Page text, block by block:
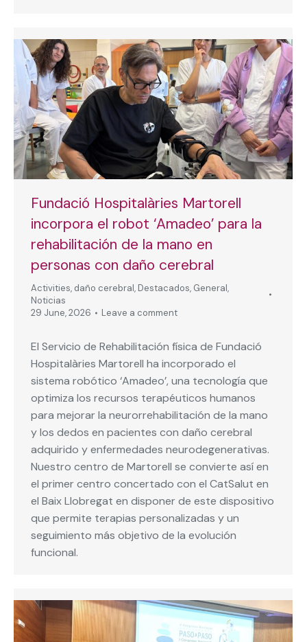
Fundació Hospitalàries Martorell
incorpora el robot ‘Amadeo’ para la
rehabilitación de la mano en
personas con daño cerebral
Activities, daño cerebral, Destacados, General,
Noticias
29 June, 2026
Leave a comment
El Servicio de Rehabilitación física de Fundació
Hospitalàries Martorell ha incorporado el
sistema robótico ‘Amadeo’, una tecnología que
optimiza los recursos terapéuticos humanos
para mejorar la neurorrehabilitación de la mano
y los dedos en pacientes con daño cerebral
adquirido y enfermedades neurodegenerativas.
Nuestro centro de Martorell se convierte así en
el primer centro concertado con el CatSalut en
el Baix Llobregat en disponer de este dispositivo
que permite terapias personalizadas y un
seguimiento más objetivo de la evolución
funcional.